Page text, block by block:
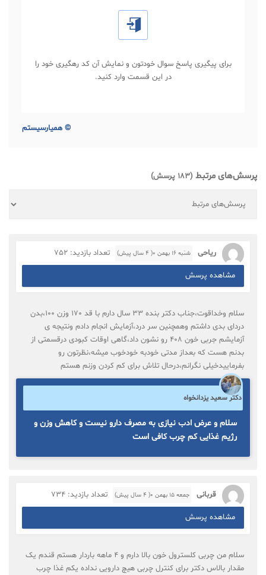
برای پیگیری پاسخ سوال خودتون و نمایش آن کد رهگیری خود را
در این قسمت وارد کنید.
© همیارسیستم
پرسش‌های مرتبط (183 پرسش)
ریاحی شنبه ۱۶ بهمن ۰( 4 سال پیش) تعداد بازدید: 752
مشاهده پرسش
سلام وخداقوت،جناب دکتر بنده ۳۳ سال دارم با قد ۱۷۰ وزن ۱۰۰،بدن
دردای بدی داشتم وهمچنین سر درد،آزمایش انجام دادم ونتیجه ی
آزمایشم جربی خون ۴۰۸ رو نشون داد،گاهی اوقات کبودی درقسمتی از
بدنم هست که بعداز مدتی خودبه خودخوب میشه،نظرتون رو
بفرماییدخیلی نگرانم،درحال تلاش برای کم کردن وزنم هستم
دکتر سعید یزدانخواه
سلام و عرض ادب نیازی به مصرف دارو نیست و کاهش وزن و
رژیم غذایی کم چرب کافی است
قربانی جمعه ۱۵ بهمن ۰( 4 سال پیش) تعداد بازدید: 734
مشاهده پرسش
سلام من چربی کلسترول خون بالا دارم و 4 ماهه باردار هستم قندم یک
مقدار بالاس دکتر برای کنترل چربی هیچ دارویی نداده یکم غذا چرب